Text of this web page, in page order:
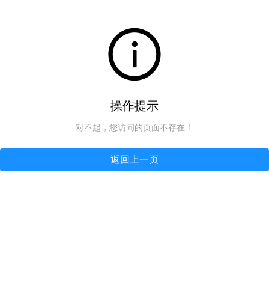
操作提示
对不起，您访问的页面不存在！
返回上一页